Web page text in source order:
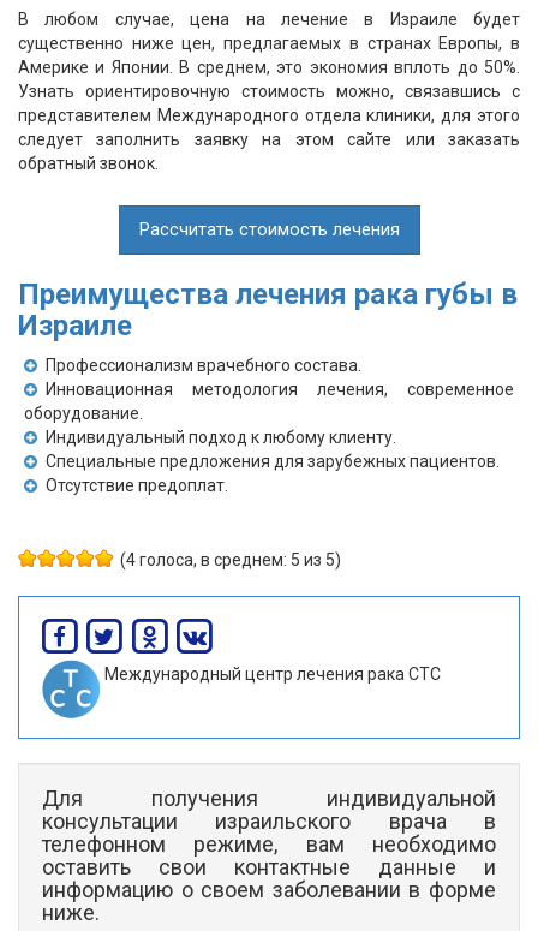
В любом случае, цена на лечение в Израиле будет
существенно ниже цен, предлагаемых в странах Европы, в
Америке и Японии. В среднем, это экономия вплоть до 50%.
Узнать ориентировочную стоимость можно, связавшись с
представителем Международного отдела клиники, для этого
следует заполнить заявку на этом сайте или заказать
обратный звонок.
Рассчитать стоимость лечения
Преимущества лечения рака губы в
Израиле
Профессионализм врачебного состава.
Инновационная методология лечения, современное
оборудование.
Индивидуальный подход к любому клиенту.
Специальные предложения для зарубежных пациентов.
Отсутствие предоплат.
(4 голоса, в среднем: 5 из 5)
Международный центр лечения рака СТС
Для получения индивидуальной
консультации израильского врача в
телефонном режиме, вам необходимо
оставить свои контактные данные и
информацию о своем заболевании в форме
ниже.